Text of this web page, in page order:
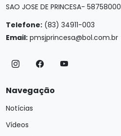
SAO JOSE DE PRINCESA- 58758000
Telefone: (83) 34911-003
Email: pmsjprincesa@bol.com.br
Navegação
Notícias
Vídeos